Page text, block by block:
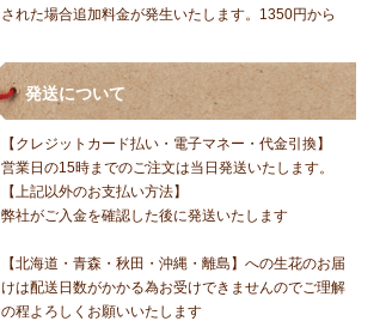
された場合追加料金が発生いたします。1350円から
発送について
【クレジットカード払い・電子マネー・代金引換】
営業日の15時までのご注文は当日発送いたします。
【上記以外のお支払い方法】
弊社がご入金を確認した後に発送いたします
【北海道・青森・秋田・沖縄・離島】への生花のお届
けは配送日数がかかる為お受けできませんのでご理解
の程よろしくお願いいたします